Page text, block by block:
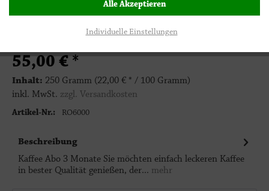
55,00 € *
Inhalt: 250 Gramm (22,00 € * / 100 Gramm)
inkl. MwSt. zzgl. Versandkosten
Artikel-Nr.: RO6000
Beschreibung
Kaffee Abo 3 Monate Sie möchten einfach leckeren Kaffee
in bester Qualität genießen, der... mehr
Individuelle Einstellungen
Alle Akzeptieren